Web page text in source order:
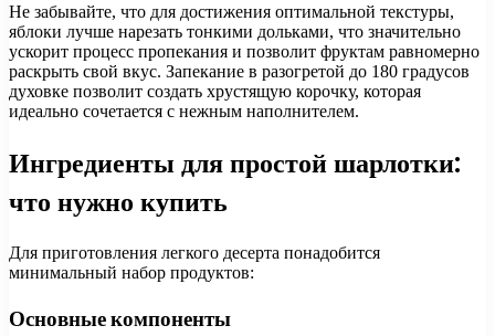
Не забывайте, что для достижения оптимальной текстуры,
яблоки лучше нарезать тонкими дольками, что значительно
ускорит процесс пропекания и позволит фруктам равномерно
раскрыть свой вкус. Запекание в разогретой до 180 градусов
духовке позволит создать хрустящую корочку, которая
идеально сочетается с нежным наполнителем.
Ингредиенты для простой шарлотки:
что нужно купить
Для приготовления легкого десерта понадобится
минимальный набор продуктов:
Основные компоненты